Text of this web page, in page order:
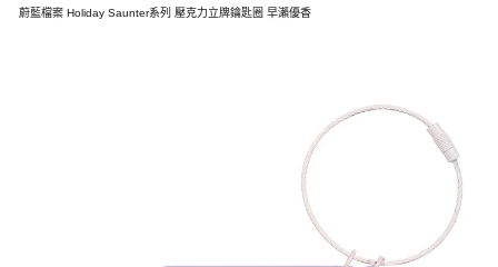
蔚藍檔案 Holiday Saunter系列 壓克力立牌鑰匙圈 早瀨優香